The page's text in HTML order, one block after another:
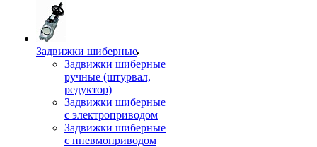
Задвижки шиберные
Задвижки шиберные
ручные (штурвал,
редуктор)
Задвижки шиберные
с электроприводом
Задвижки шиберные
с пневмоприводом